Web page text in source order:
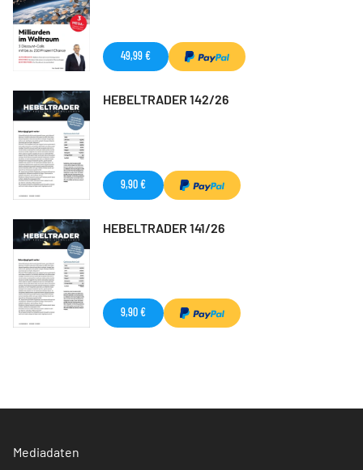
49,99 €
HEBELTRADER 142/26
9,90 €
HEBELTRADER 141/26
9,90 €
Mediadaten